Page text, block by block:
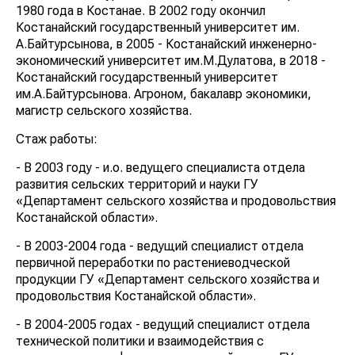
1980 года в Костанае. В 2002 году окончил
Костанайский государственный университет им.
А.Байтурсынова, в 2005 - Костанайский инженерно-
экономический университет им.М.Дулатова, в 2018 -
Костанайский государственный университет
им.А.Байтурсынова. Агроном, бакалавр экономики,
магистр сельского хозяйства.
Стаж работы:
- В 2003 году - и.о. ведущего специалиста отдела
развития сельских территорий и науки ГУ
«Департамент сельского хозяйства и продовольствия
Костанайской области».
- В 2003-2004 года - ведущий специалист отдела
первичной переработки по растениеводческой
продукции ГУ «Департамент сельского хозяйства и
продовольствия Костанайской области».
- В 2004-2005 годах - ведущий специалист отдела
технической политики и взаимодействия с